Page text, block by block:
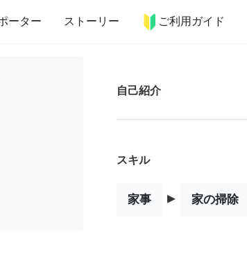
ーター ストーリー ご利用ガイド
ア 趣味・習い事 ペット 料理
自己紹介
スキル
家事 ▸ 家の掃除